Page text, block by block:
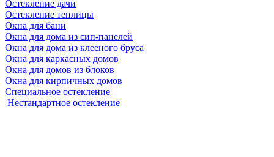
Остекление дачи
Остекление теплицы
Окна для бани
Окна для дома из сип-панелей
Окна для дома из клееного бруса
Окна для каркасных домов
Окна для домов из блоков
Окна для кирпичных домов
Специальное остекление
Нестандартное остекление